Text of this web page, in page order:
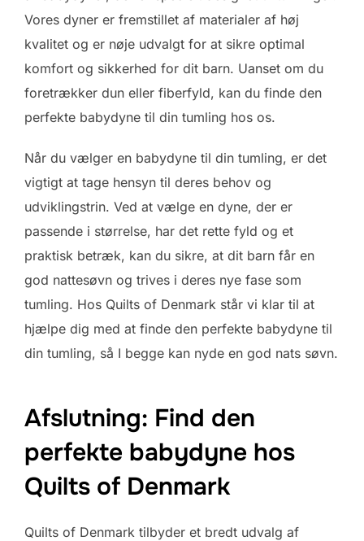
Vores dyner er fremstillet af materialer af høj
kvalitet og er nøje udvalgt for at sikre optimal
komfort og sikkerhed for dit barn. Uanset om du
foretrækker dun eller fiberfyld, kan du finde den
perfekte babydyne til din tumling hos os.
Når du vælger en babydyne til din tumling, er det
vigtigt at tage hensyn til deres behov og
udviklingstrin. Ved at vælge en dyne, der er
passende i størrelse, har det rette fyld og et
praktisk betræk, kan du sikre, at dit barn får en
god nattesøvn og trives i deres nye fase som
tumling. Hos Quilts of Denmark står vi klar til at
hjælpe dig med at finde den perfekte babydyne til
din tumling, så I begge kan nyde en god nats søvn.
Afslutning: Find den
perfekte babydyne hos
Quilts of Denmark
Quilts of Denmark tilbyder et bredt udvalg af